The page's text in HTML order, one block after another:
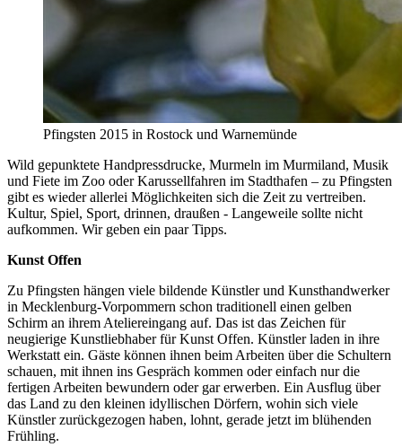
Pfingsten 2015 in Rostock und Warnemünde
Wild gepunktete Handpressdrucke, Murmeln im Murmiland, Musik
und Fiete im Zoo oder Karussellfahren im Stadthafen – zu Pfingsten
gibt es wieder allerlei Möglichkeiten sich die Zeit zu vertreiben.
Kultur, Spiel, Sport, drinnen, draußen - Langeweile sollte nicht
aufkommen. Wir geben ein paar Tipps.
Kunst Offen
Zu Pfingsten hängen viele bildende Künstler und Kunsthandwerker
in Mecklenburg-Vorpommern schon traditionell einen gelben
Schirm an ihrem Ateliereingang auf. Das ist das Zeichen für
neugierige Kunstliebhaber für Kunst Offen. Künstler laden in ihre
Werkstatt ein. Gäste können ihnen beim Arbeiten über die Schultern
schauen, mit ihnen ins Gespräch kommen oder einfach nur die
fertigen Arbeiten bewundern oder gar erwerben. Ein Ausflug über
das Land zu den kleinen idyllischen Dörfern, wohin sich viele
Künstler zurückgezogen haben, lohnt, gerade jetzt im blühenden
Frühling.